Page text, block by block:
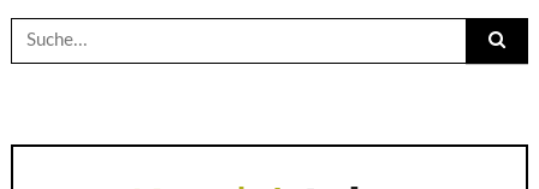
Suche
nach: